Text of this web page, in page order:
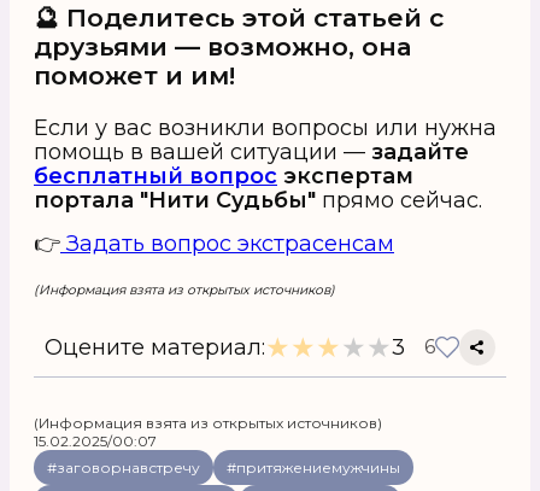
🔮 Поделитесь этой статьей с
друзьями — возможно, она
поможет и им!
Если у вас возникли вопросы или нужна
помощь в вашей ситуации — задайте
бесплатный вопрос экспертам
портала "Нити Судьбы" прямо сейчас.
👉 Задать вопрос экстрасенсам
(Информация взята из открытых источников)
Оцените материал:★★★★★3 6
(Информация взята из открытых источников)
15.02.2025/00:07
#заговорнавстречу
#притяжениемужчины